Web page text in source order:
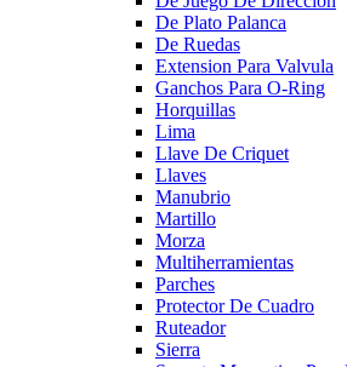
De Plato Palanca
De Ruedas
Extension Para Valvula
Ganchos Para O-Ring
Horquillas
Lima
Llave De Criquet
Llaves
Manubrio
Martillo
Morza
Multiherramientas
Parches
Protector De Cuadro
Ruteador
Sierra